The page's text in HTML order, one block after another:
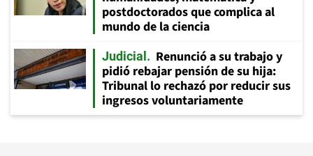
postdoctorados que complica al
mundo de la ciencia
Judicial
Renunció a su trabajo y
pidió rebajar pensión de su hija:
Tribunal lo rechazó por reducir sus
ingresos voluntariamente